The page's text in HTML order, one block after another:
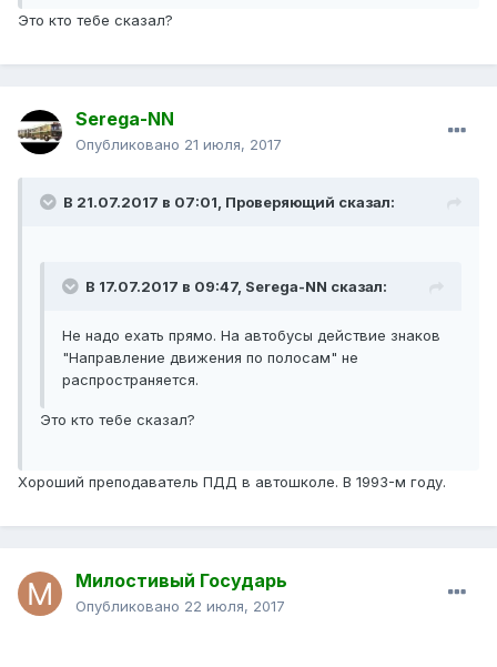
Это кто тебе сказал?
Serega-NN
Опубликовано 21 июля, 2017
В 21.07.2017 в 07:01, Проверяющий сказал:
В 17.07.2017 в 09:47, Serega-NN сказал:
Не надо ехать прямо. На автобусы действие знаков
"Направление движения по полосам" не
распространяется.
Это кто тебе сказал?
Хороший преподаватель ПДД в автошколе. В 1993-м году.
Милостивый Государь
Опубликовано 22 июля, 2017